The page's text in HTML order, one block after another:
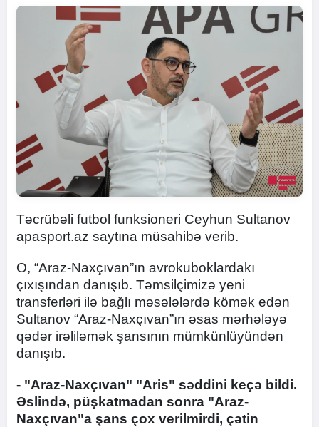
Təcrübəli futbol funksioneri Ceyhun Sultanov
apasport.az saytına müsahibə verib.
O, “Araz-Naxçıvan”ın avrokuboklardakı
çıxışından danışıb. Təmsilçimizə yeni
transferləri ilə bağlı məsələlərdə kömək edən
Sultanov “Araz-Naxçıvan”ın əsas mərhələyə
qədər irəliləmək şansının mümkünlüyündən
danışıb.
- "Araz-Naxçıvan" "Aris" səddini keçə bildi.
Əslində, püşkatmadan sonra "Araz-
Naxçıvan"a şans çox verilmirdi, çətin